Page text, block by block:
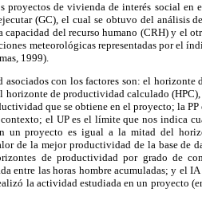
proyectos de vivienda de interés social en
(GC), el cual se obtuvo del análisis
capacidad del recurso humano (CRH) y el
meteorológicas representadas por el
1999).
asociados con los factores son: el
horizonte de productividad calculado
que se obtiene en el proyecto; la
el UP es el límite que nos indica
un proyecto es igual a la mitad del
de la mejor productividad de la base de
de productividad por grado de
entre las horas hombre acumuladas; y el
la actividad estudiada en un proyecto